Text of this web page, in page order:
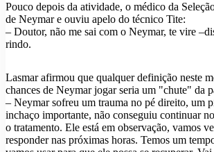
Pouco depois da atividade, o médico da
de Neymar e ouviu apelo do técnico Tite:
– Doutor, não me sai com o Neymar, te vire
rindo.
Lasmar afirmou que qualquer definição neste
chances de Neymar jogar seria um "chute" da
– Neymar sofreu um trauma no pé direito, um
inchaço importante, não conseguiu continuar
o tratamento. Ele está em observação, vamos
responder nas próximas horas. Temos um